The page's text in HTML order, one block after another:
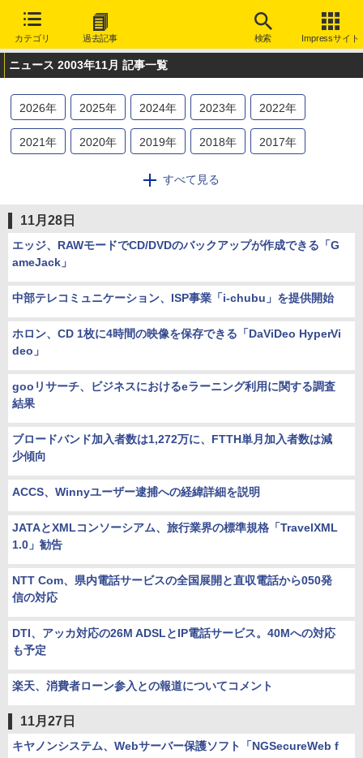
カテゴリ 過去記事 検索 Impressサイト
ニュース 2003年11月 記事一覧
2026年 2025年 2024年 2023年 2022年
2021年 2020年 2019年 2018年 2017年
2014年 2013
2006年 2005年 2004年 2003年
すべて見る
11月28日
エッジ、RAWモードでCD/DVDのバックアップが作成できる「G
ameJack」
中部テレコミュニケーション、ISP事業「i-chubu」を提供開始
ホロン、CD 1枚に4時間の映像を保存できる「DaViDeo HyperVi
deo」
gooリサーチ、ビジネスにおけるeラーニング利用に関する調査
結果
ブロードバンド加入者数は1,272万に、FTTH単月加入者数は減
少傾向
ACCS、Winnyユーザー逮捕への経緯詳細を説明
JATAとXMLコンソーシアム、旅行業界の標準規格「TravelXML
1.0」勧告
NTT Com、県内電話サービスの全国展開と直収電話から050発
信の対応
DTI、アッカ対応の26M ADSLとIP電話サービス。40Mへの対応
も予定
楽天、消費者ローン参入との報道についてコメント
11月27日
キヤノンシステム、Webサーバー保護ソフト「NGSecureWeb f